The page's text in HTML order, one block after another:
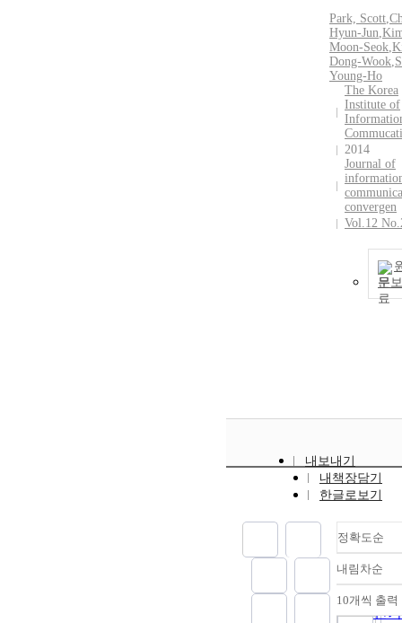
Park, Scott,
Hyun-Jun,
Moon-Seok,
Dong-Wook,
Young-Ho
The Korea
Institute of
2014
Journal of
convergen
Vol.12
문
내보내기
내책장담기
한글로보기
정확도순
정
순
인
내림차순
내
10개씩 출력